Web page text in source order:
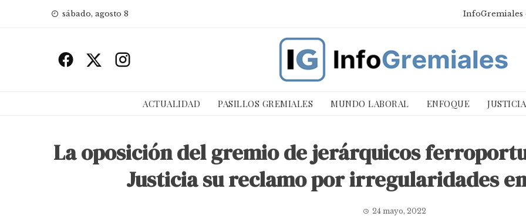
sábado, agosto 8 InfoGremiales
ACTUALIDAD PASILLOS GREMIALES MUNDO LABORAL ENFOQUE
La oposición del gremio de jerárquicos
Justicia su reclamo por irregularidades
24 mayo, 2022